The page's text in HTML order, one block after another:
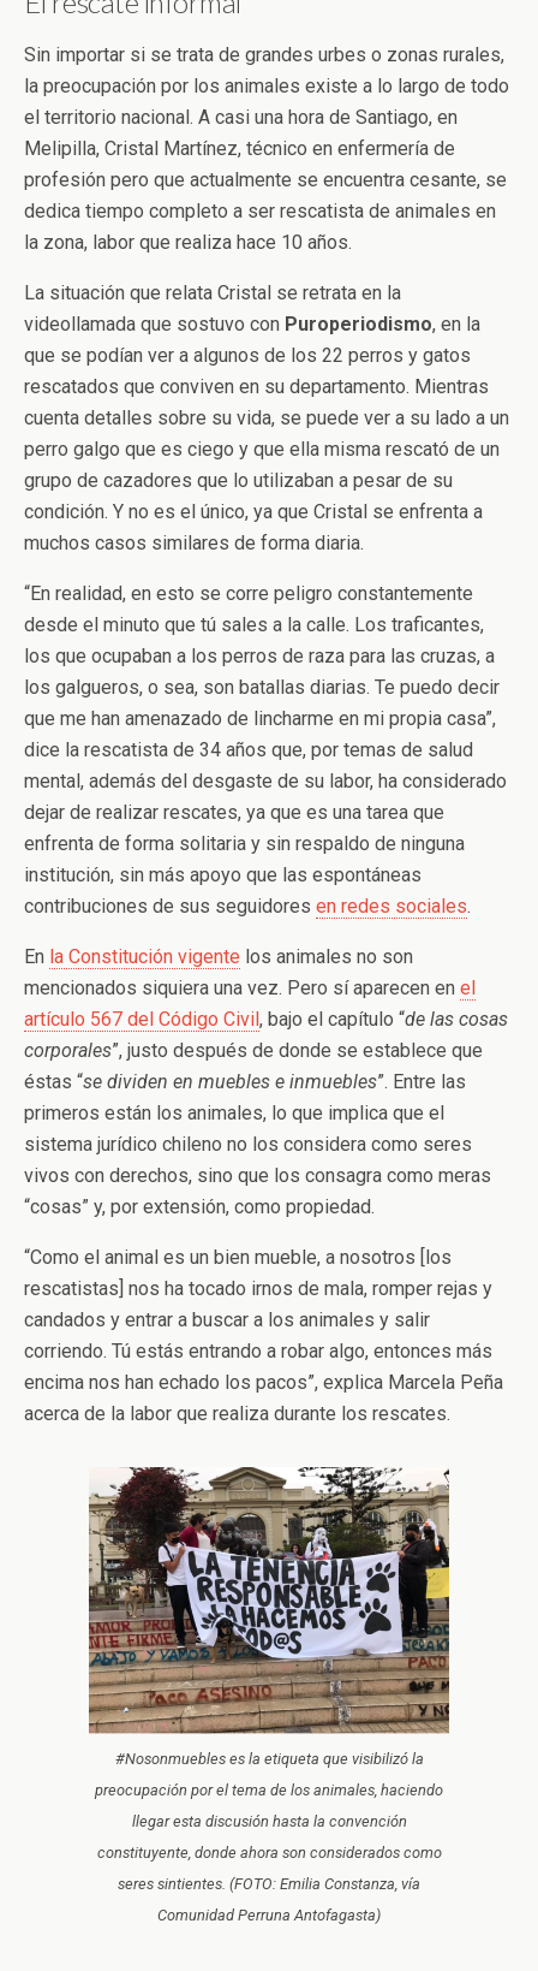
Sin importar si se trata de grandes urbes o zonas rurales,
la preocupación por los animales existe a lo largo de todo
el territorio nacional. A casi una hora de Santiago, en
Melipilla, Cristal Martínez, técnico en enfermería de
profesión pero que actualmente se encuentra cesante, se
dedica tiempo completo a ser rescatista de animales en
la zona, labor que realiza hace 10 años.
La situación que relata Cristal se retrata en la
videollamada que sostuvo con Puroperiodismo, en la
que se podían ver a algunos de los 22 perros y gatos
rescatados que conviven en su departamento. Mientras
cuenta detalles sobre su vida, se puede ver a su lado a un
perro galgo que es ciego y que ella misma rescató de un
grupo de cazadores que lo utilizaban a pesar de su
condición. Y no es el único, ya que Cristal se enfrenta a
muchos casos similares de forma diaria.
“En realidad, en esto se corre peligro constantemente
desde el minuto que tú sales a la calle. Los traficantes,
los que ocupaban a los perros de raza para las cruzas, a
los galgueros, o sea, son batallas diarias. Te puedo decir
que me han amenazado de lincharme en mi propia casa”,
dice la rescatista de 34 años que, por temas de salud
mental, además del desgaste de su labor, ha considerado
dejar de realizar rescates, ya que es una tarea que
enfrenta de forma solitaria y sin respaldo de ninguna
institución, sin más apoyo que las espontáneas
contribuciones de sus seguidores en redes sociales.
En la Constitución vigente los animales no son
mencionados siquiera una vez. Pero sí aparecen en el
artículo 567 del Código Civil, bajo el capítulo “de las cosas
corporales”, justo después de donde se establece que
éstas “se dividen en muebles e inmuebles”. Entre las
primeros están los animales, lo que implica que el
sistema jurídico chileno no los considera como seres
vivos con derechos, sino que los consagra como meras
“cosas” y, por extensión, como propiedad.
“Como el animal es un bien mueble, a nosotros [los
rescatistas] nos ha tocado irnos de mala, romper rejas y
candados y entrar a buscar a los animales y salir
corriendo. Tú estás entrando a robar algo, entonces más
encima nos han echado los pacos”, explica Marcela Peña
acerca de la labor que realiza durante los rescates.
#Nosonmuebles es la etiqueta que visibilizó la
preocupación por el tema de los animales, haciendo
llegar esta discusión hasta la convención
constituyente, donde ahora son considerados como
seres sintientes. (FOTO: Emilia Constanza, vía
Comunidad Perruna Antofagasta)